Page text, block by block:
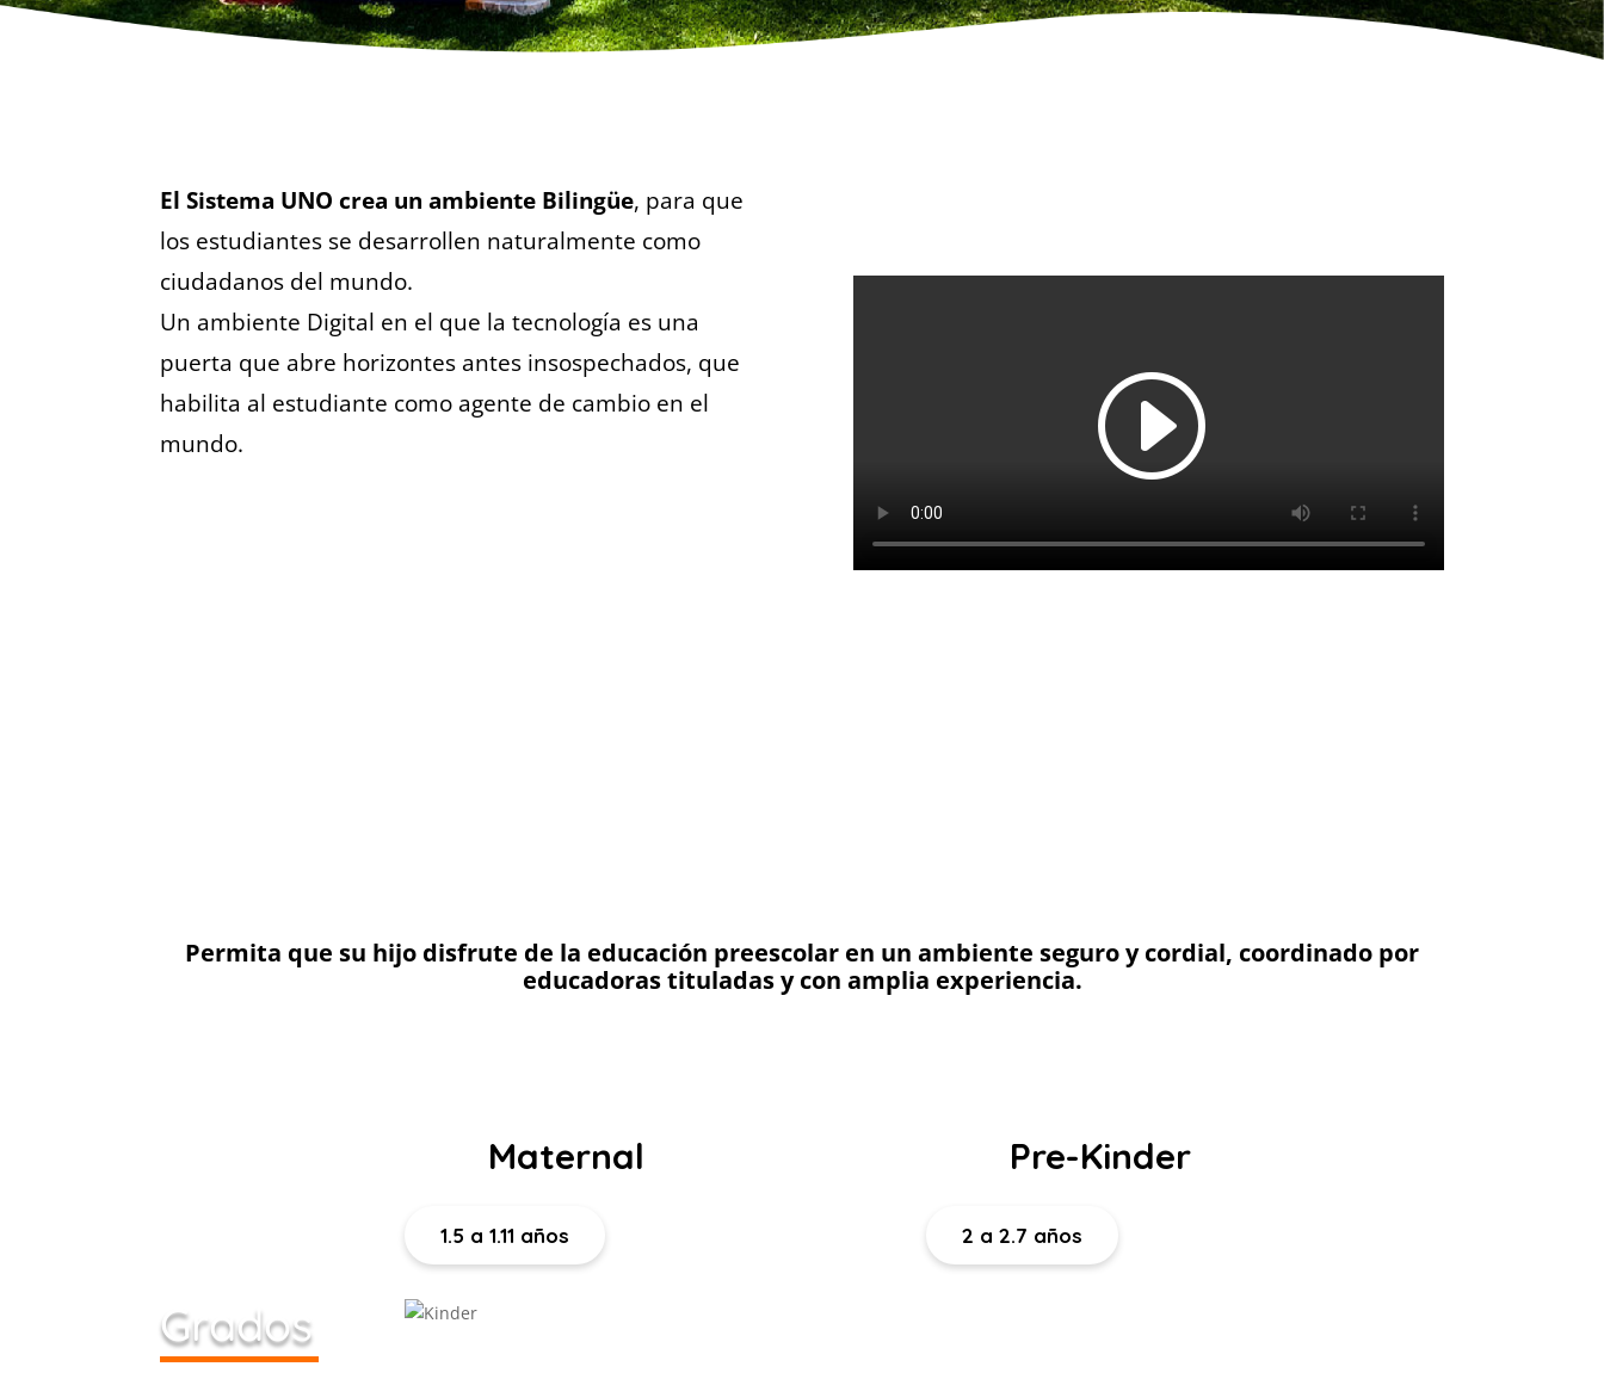
El Sistema UNO crea un ambiente Bilingüe, para que
los estudiantes se desarrollen naturalmente como
ciudadanos del mundo.
Un ambiente Digital en el que la tecnología es una
puerta que abre horizontes antes insospechados, que
habilita al estudiante como agente de cambio en el
mundo.
Permita que su hijo disfrute de la educación preescolar en un ambiente seguro y cordial, coordinado por
educadoras tituladas y con amplia experiencia.
Grados
Maternal
1.5 a 1.11 años
Pre-Kinder
2 a 2.7 años